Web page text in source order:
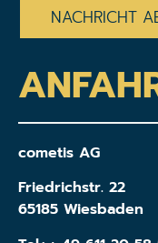
cometis AG
Friedrichstr. 22
65185 Wiesbaden